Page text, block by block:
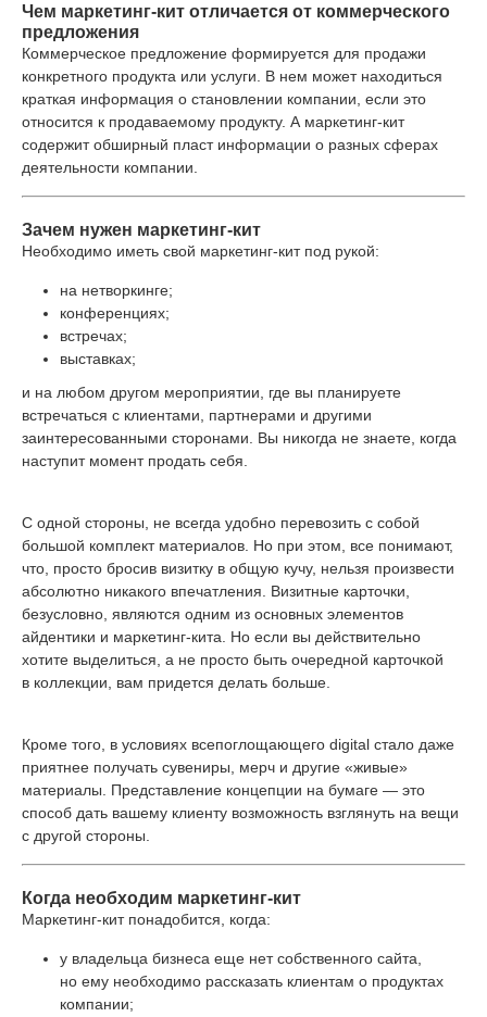
Чем маркетинг-кит отличается от коммерческого
предложения
Коммерческое предложение формируется для продажи
конкретного продукта или услуги. В нем может находиться
краткая информация о становлении компании, если это
относится к продаваемому продукту. А маркетинг-кит
содержит обширный пласт информации о разных сферах
деятельности компании.
Зачем нужен маркетинг-кит
Необходимо иметь свой маркетинг-кит под рукой:
на нетворкинге;
конференциях;
встречах;
выставках;
и на любом другом мероприятии, где вы планируете
встречаться с клиентами, партнерами и другими
заинтересованными сторонами. Вы никогда не знаете, когда
наступит момент продать себя.
С одной стороны, не всегда удобно перевозить с собой
большой комплект материалов. Но при этом, все понимают,
что, просто бросив визитку в общую кучу, нельзя произвести
абсолютно никакого впечатления. Визитные карточки,
безусловно, являются одним из основных элементов
айдентики и маркетинг-кита. Но если вы действительно
хотите выделиться, а не просто быть очередной карточкой
в коллекции, вам придется делать больше.
Кроме того, в условиях всепоглощающего digital стало даже
приятнее получать сувениры, мерч и другие «живые»
материалы. Представление концепции на бумаге — это
способ дать вашему клиенту возможность взглянуть на вещи
с другой стороны.
Когда необходим маркетинг-кит
Маркетинг-кит понадобится, когда:
у владельца бизнеса еще нет собственного сайта,
но ему необходимо рассказать клиентам о продуктах
компании;